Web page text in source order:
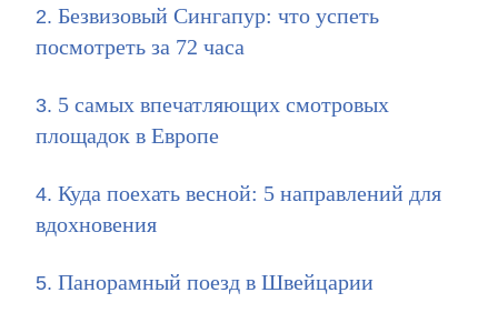
Безвизовый Сингапур: что успеть
посмотреть за 72 часа
5 самых впечатляющих смотровых
площадок в Европе
Куда поехать весной: 5 направлений для
вдохновения
Панорамный поезд в Швейцарии